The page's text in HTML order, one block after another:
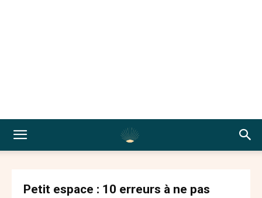
Petit espace : 10 erreurs à ne pas